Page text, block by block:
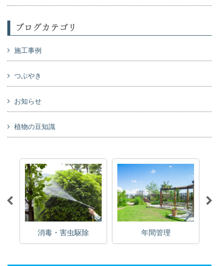
ブログカテゴリ
施工事例
つぶやき
お知らせ
植物の豆知識
消毒・害虫駆除 年間管理